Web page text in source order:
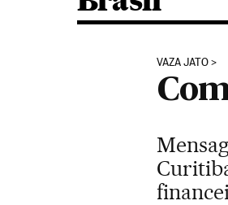
VAZA JATO